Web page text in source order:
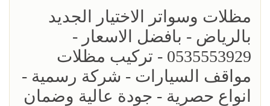
مظلات وسواتر الاختيار الجديد
بالرياض - بافضل الاسعار -
0535553929 - تركيب مظلات
مواقف السيارات - شركة رسمية -
انواع حصرية - جودة عالية وضمان